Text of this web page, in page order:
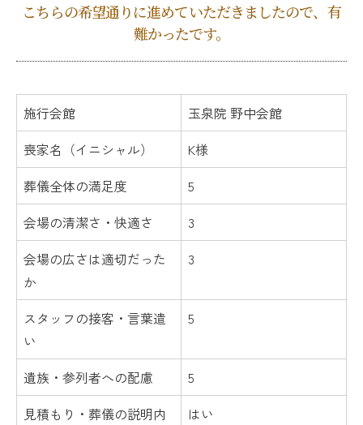
こちらの希望通りに進めていただきましたので、有
難かったです。
施行会館
玉泉院 野中会館
喪家名（イニシャル）
K様
葬儀全体の満足度
5
会場の清潔さ・快適さ
3
会場の広さは適切だった
か
3
スタッフの接客・言葉遣
い
5
遺族・参列者への配慮
5
見積もり・葬儀の説明内
はい